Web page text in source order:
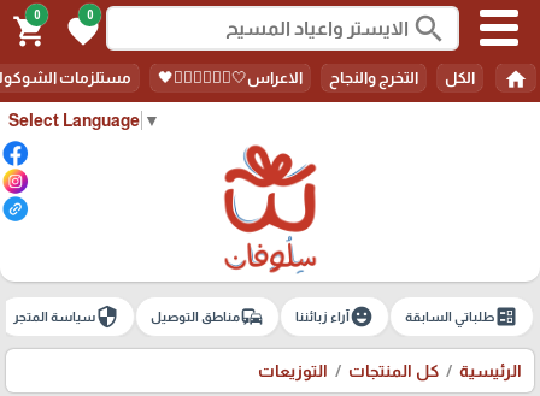
Select Language ▼
search
0
favorite
0
shopping_cart
home الكل التخرج والنجاح الاعراس🤍🤵🏻‍♀️👰🏻‍♀️🖤 مستلزمات
ballotطلباتي السابقة emoji_emotionsآراء زبائننا commuteمناطق التوصيل securityسياسة المتجر
الرئيسية كل المنتجات التوزيعات